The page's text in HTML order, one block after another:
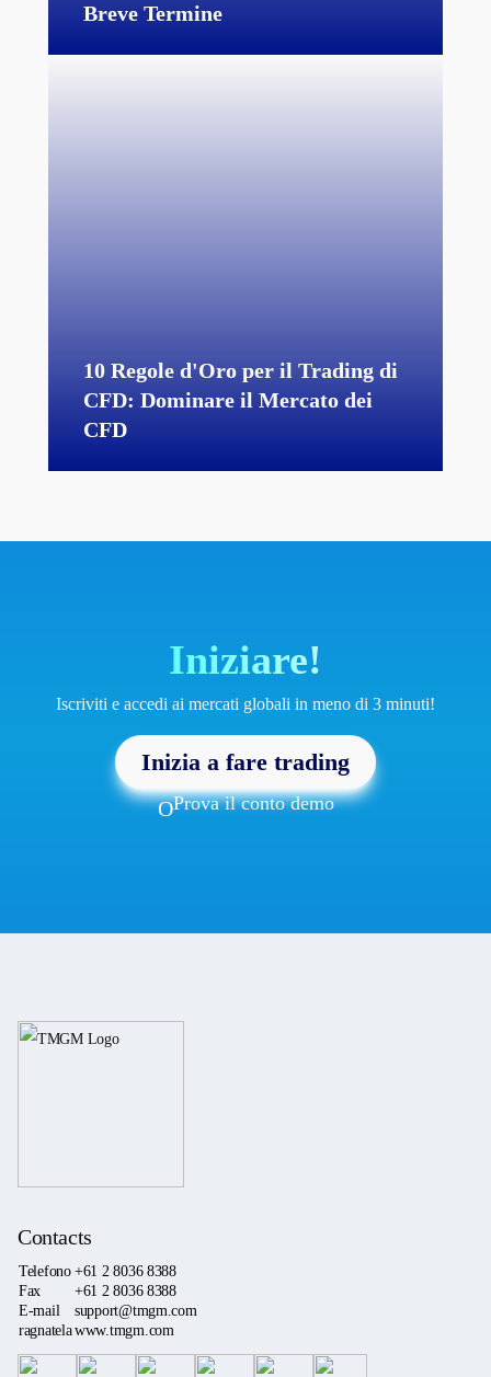
Breve Termine
10 Regole d'Oro per il Trading di
CFD: Dominare il Mercato dei
CFD
Iniziare!
Iscriviti e accedi ai mercati globali in meno di 3 minuti!
Inizia a fare trading
OProva il conto demo
Contacts
Telefono +61 2 8036 8388
Fax
+61 2 8036 8388
E-mail
support@tmgm.com
ragnatelawww.tmgm.com